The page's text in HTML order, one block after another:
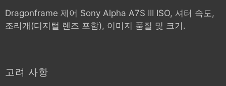
Dragonframe 제어 Sony Alpha A7S III ISO, 셔터 속도,
조리개(디지털 렌즈 포함), 이미지 품질 및 크기.
고려 사항